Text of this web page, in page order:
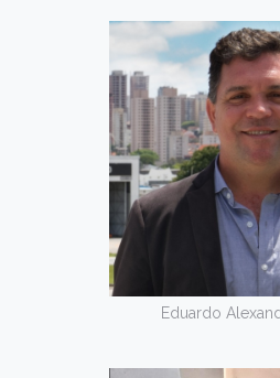
Eduardo